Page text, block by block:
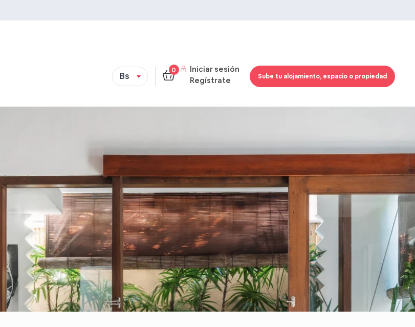
Bs
0
Iniciar sesión
Regístrate
Sube tu alojamiento, espacio o propiedad